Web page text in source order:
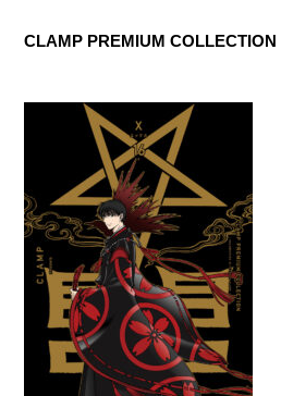
CLAMP PREMIUM COLLECTION